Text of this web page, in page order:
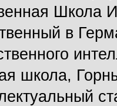
Школа
в
школа,